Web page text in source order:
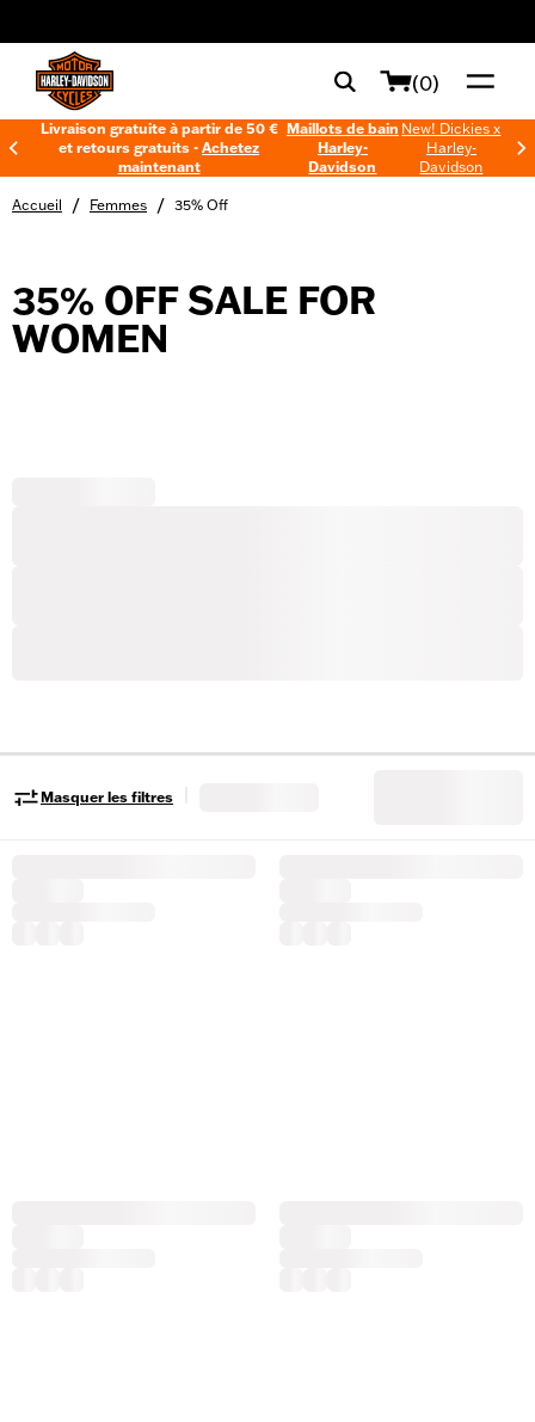
(0)
Livraison gratuite à partir de 50 €
et retours gratuits -Achetez
maintenant
Maillots de bain
Harley-
Davidson
New! Dickies x
Harley-
Davidson
Accueil / Femmes / 35% Off
35% OFF SALE FOR
WOMEN
Masquer les filtres